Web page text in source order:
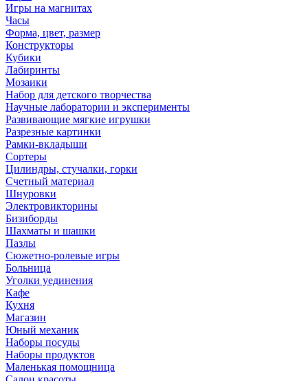
Игры на магнитах
Часы
Форма, цвет, размер
Конструкторы
Кубики
Лабиринты
Мозаики
Набор для детского творчества
Научные лаборатории и эксперименты
Развивающие мягкие игрушки
Разрезные картинки
Рамки-вкладыши
Сортеры
Цилиндры, стучалки, горки
Счетный материал
Шнуровки
Электровикторины
Бизиборды
Шахматы и шашки
Пазлы
Сюжетно-ролевые игры
Больница
Уголки уединения
Кафе
Кухня
Магазин
Юный механик
Наборы посуды
Наборы продуктов
Маленькая помощница